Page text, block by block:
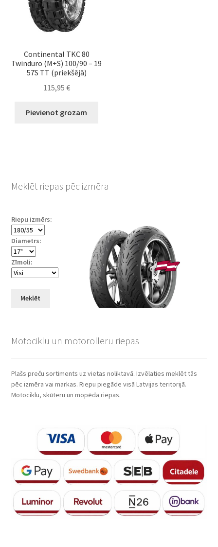
Continental TKC 80
Twinduro (M+S) 100/90 – 19
57S TT (priekšējā)
115,95 €
Pievienot grozam
Meklēt riepas pēc izmēra
Riepu izmērs:
Diametrs:
Zīmoli:
Meklēt
Motociklu un motorolleru riepas
Plašs preču sortiments uz vietas noliktavā. Izvēlaties meklēt tās
pēc izmēra vai markas. Riepu piegāde visā Latvijas teritorijā.
Motociklu, skūteru un mopēda riepas.